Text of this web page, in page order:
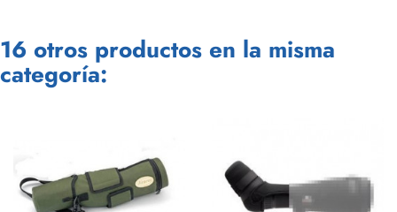
16 otros productos en la misma
categoría: